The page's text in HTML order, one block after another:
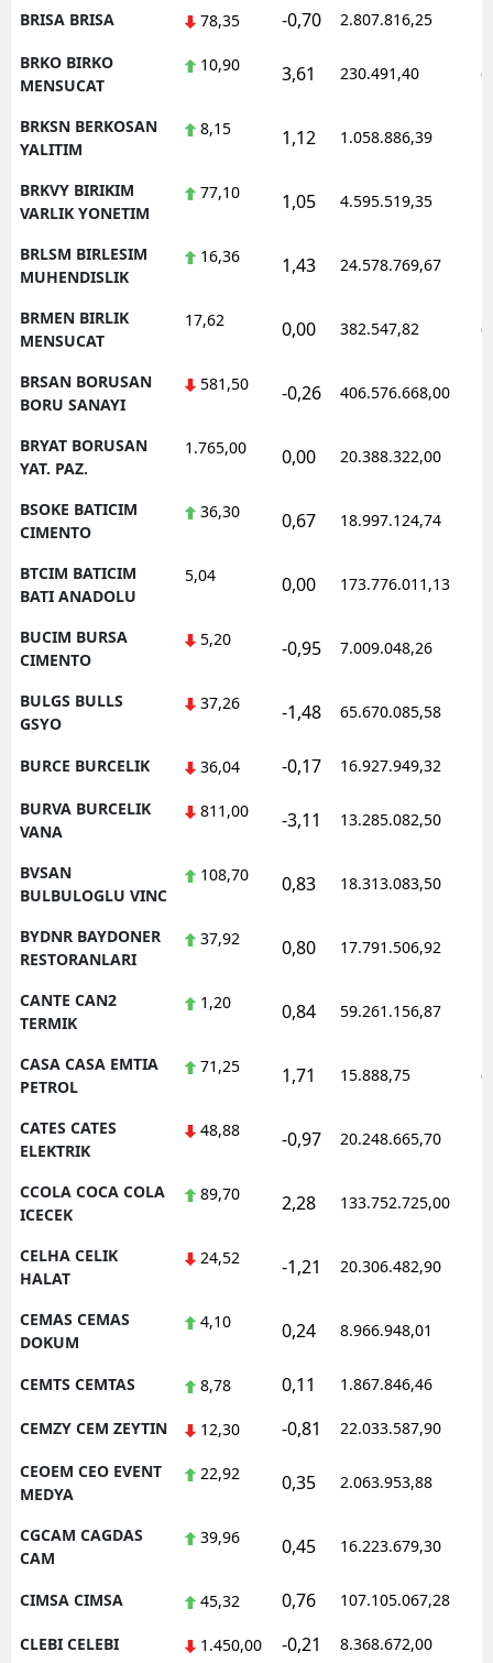
BRISA BRISA 78,35 -0,70 2.807.816,25
BRKO BIRKO
MENSUCAT
10,90 3,61 230.491,40
BRKSN BERKOSAN
YALITIM
8,15 1,12 1.058.886,39
BRKVY BIRIKIM
VARLIK YONETIM
77,10 1,05 4.595.519,35
BRLSM BIRLESIM
MUHENDISLIK
16,36 1,43 24.578.769,67
BRMEN BIRLIK
MENSUCAT
17,62 0,00 382.547,82
BRSAN BORUSAN
BORU SANAYI
581,50 -0,26 406.576.668,00
BRYAT BORUSAN
YAT. PAZ.
1.765,00 0,00 20.388.322,00
BSOKE BATICIM
CIMENTO
36,30 0,67 18.997.124,74
BTCIM BATICIM
BATI ANADOLU
5,04 0,00 173.776.011,13
BUCIM BURSA
CIMENTO
5,20 -0,95 7.009.048,26
BULGS BULLS
GSYO
37,26 -1,48 65.670.085,58
BURCE BURCELIK 36,04 -0,17 16.927.949,32
BURVA BURCELIK
VANA
811,00 -3,11 13.285.082,50
BVSAN
BULBULOGLU VINC
108,70 0,83 18.313.083,50
BYDNR BAYDONER
RESTORANLARI
37,92 0,80 17.791.506,92
CANTE CAN2
TERMIK
1,20 0,84 59.261.156,87
CASA CASA EMTIA
PETROL
71,25 1,71 15.888,75
CATES CATES
ELEKTRIK
48,88 -0,97 20.248.665,70
CCOLA COCA COLA
ICECEK
89,70 2,28 133.752.725,00
CELHA CELIK
HALAT
24,52 -1,21 20.306.482,90
CEMAS CEMAS
DOKUM
4,10 0,24 8.966.948,01
CEMTS CEMTAS 8,78 0,11 1.867.846,46
CEMZY CEM ZEYTIN 12,30 -0,81 22.033.587,90
CEOEM CEO EVENT
MEDYA
22,92 0,35 2.063.953,88
CGCAM CAGDAS
CAM
39,96 0,45 16.223.679,30
CIMSA CIMSA 45,32 0,76 107.105.067,28
CLEBI CELEBI 1.450,00 -0,21 8.368.672,00